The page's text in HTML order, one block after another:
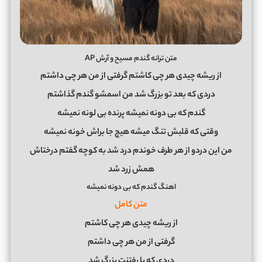
متن ترانه گندم مسیح و آرش AP
از ریشه چیدی هر چی کاشتم گرفتی از من هر چی داشتم
دردی که بعد تو بزرگ شد من اسمشو گندم گذاشتم
گندم که بی دونه نمیشه پرنده بی لونه نمیشه
وقتی که قلبش تنگ میشه هیچ جا براش خونه نمیشه
من این دردو از هر طرف خوندم درد شد به کوچه گفتم درختاش
همش زرد شد
اهنگ گندم که بی دونه نمیشه
متن کامل
از ریشه چیدی هر چی کاشتم
‏گرفتی از من هر چی داشتم